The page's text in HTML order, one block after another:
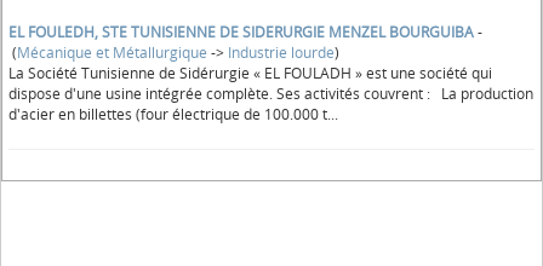
EL FOULEDH, STE TUNISIENNE DE SIDERURGIE MENZEL BOURGUIBA-
(Mécanique et Métallurgique -> Industrie lourde)
La Société Tunisienne de Sidérurgie « EL FOULADH » est une société qui
dispose d'une usine intégrée complète. Ses activités couvrent : La production
d'acier en billettes (four électrique de 100.000 t...